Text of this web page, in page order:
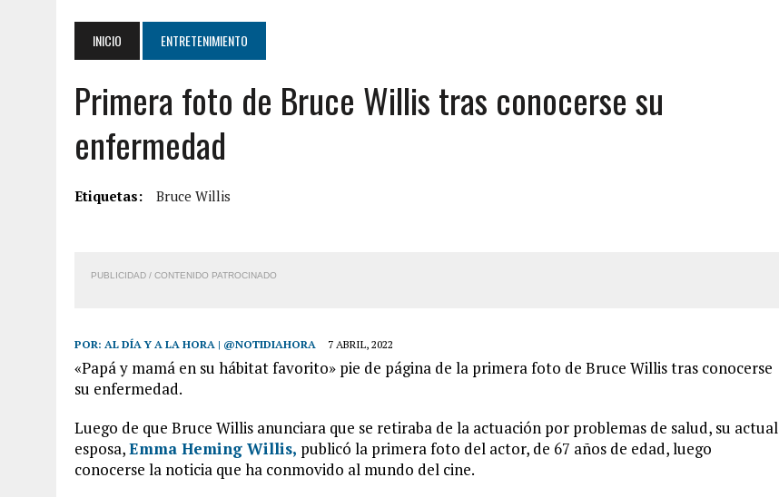
3 AGOSTO, 2026 | YARACUY: INTENTÓ DESCONECTAR SU NEVERA MIENTRAS LA CASA SE INUNDABA
2 AGOSTO, 2026
AYUDABA A PERSONAS EN SITUACIÓN DE CALLE Y MURIÓ A MANOS DE VARIOS DE ELLOS EN MATURÍN
2 AGOSTO, 2026 | COLAPSÓ TECHO DE UNA VIVIENDA EN EL CENTRO DE CARACAS CON MÁS DE 20 PERSONAS ADENTRO
2 AGOSTO, 2026
| FALCÓN: MUJER ATACÓ CON UN CUCHILLO A SUS HIJOS, UNO PERDIÓ LA VIDA
INICIO ENTRETENIMIENTO
Primera foto de Bruce Willis tras conocerse su
enfermedad
Etiquetas: Bruce Willis
PUBLICIDAD / CONTENIDO PATROCINADO
POR: AL DÍA Y A LA HORA | @NOTIDIAHORA 7 ABRIL, 2022
«Papá y mamá en su hábitat favorito» pie de página de la primera foto de Bruce Willis tras conocerse
su enfermedad.
Luego de que Bruce Willis anunciara que se retiraba de la actuación por problemas de salud, su actual
esposa,Emma Heming Willis, publicó la primera foto del actor, de 67 años de edad, luego
conocerse la noticia que ha conmovido al mundo del cine.